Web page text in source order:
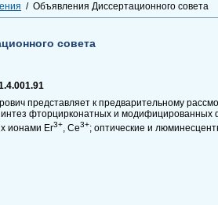
/ Объявления Диссертационного совета
совета
представляет к предварительному
фторцирконатных и
ионами Er3+, Ce3+; оптические и